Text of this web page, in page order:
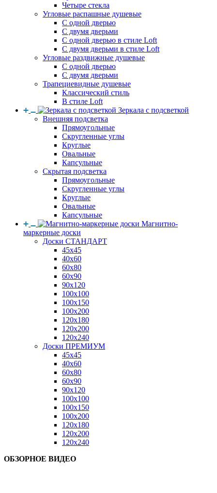
Четыре стекла
Угловые распашные душевые
С одной дверью
С двумя дверьми
С одной дверью в стиле Loft
С двумя дверьми в стиле Loft
Угловые раздвижные душевые
С одной дверью
С двумя дверьми
Трапециевидные душевые
Классический стиль
В стиле Loft
Зеркала с подсветкой
Внешняя подсветка
Прямоугольные
Скругленные углы
Круглые
Овальные
Капсульные
Скрытая подсветка
Прямоугольные
Скругленные углы
Круглые
Овальные
Капсульные
Магнитно-
маркерные доски
Доски СТАНДАРТ
45x45
40x60
60x80
60x90
90x120
100x100
100x150
100x200
120x180
120x200
120x240
Доски ПРЕМИУМ
45x45
40x60
60x80
60x90
90x120
100x100
100x150
100x200
120x180
120x200
120x240
ОБЗОРНОЕ ВИДЕО